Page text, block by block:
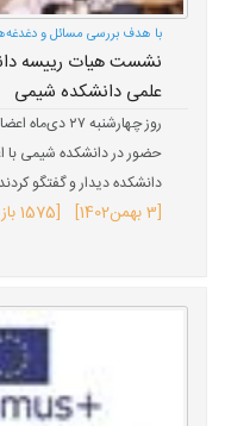
با هدف بررسی مسائل و
نشست هیات رییسه
علمی دانشکده شیمی
روز چهارشنبه
حضور در دانشکده شیمی
دانشکده دیدار و گفتگو
[3 بهمن 1402] [1575 بازدید]